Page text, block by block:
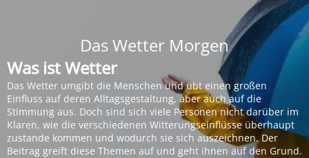
Das Wetter Morgen
Was ist Wetter
Das Wetter umgibt die Menschen und übt einen großen
Einfluss auf deren Alltagsgestaltung, aber auch auf die
Stimmung aus. Doch sind sich viele Personen nicht darüber im
Klaren, wie die verschiedenen Witterungseinflüsse überhaupt
zustande kommen und wodurch sie sich auszeichnen. Der
Beitrag greift diese Themen auf und geht ihnen auf den Grund.